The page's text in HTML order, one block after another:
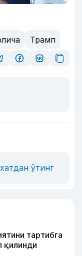
Трамп
ўтинг
тартибга
қилинди